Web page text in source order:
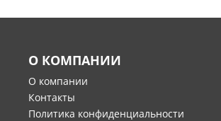
О КОМПАНИИ
О компании
Контакты
Политика конфиденциальности